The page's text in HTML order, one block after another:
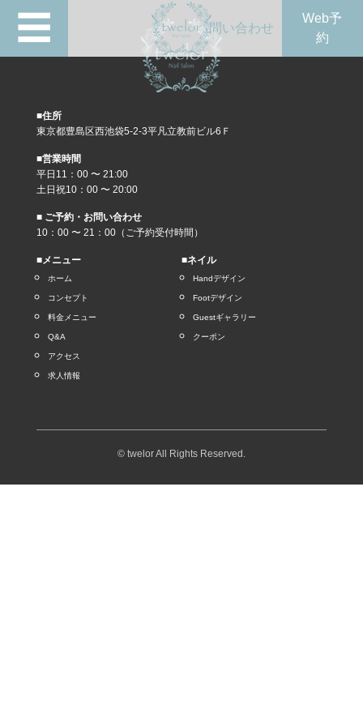
☰ 問い合わせ
Web予
約
■住所
東京都豊島区西池袋5-2-3平凡立教前ビル6Ｆ
■営業時間
平日11：00 〜 21:00
土日祝10：00 〜 20:00
■ ご予約・お問い合わせ
10：00 〜 21：00（ご予約受付時間）
■メニュー
ホーム
コンセプト
料金メニュー
Q&A
アクセス
求人情報
■ネイル
Handデザイン
Footデザイン
Guestギャラリー
クーポン
© twelor All Rights Reserved.